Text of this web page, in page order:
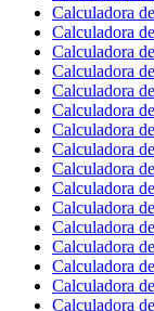
Calculadora
Calculadora
Calculadora
Calculadora
Calculadora
Calculadora
Calculadora
Calculadora
Calculadora
Calculadora
Calculadora
Calculadora
Calculadora
Calculadora
Calculadora
Calculadora